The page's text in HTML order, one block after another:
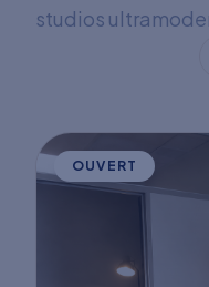
studios
OUVERT